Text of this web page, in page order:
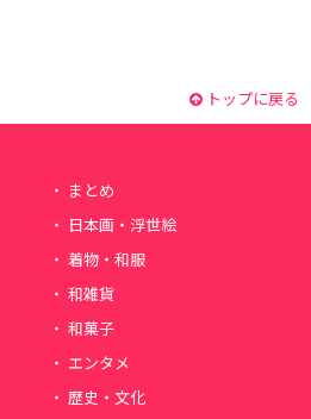
トップに戻る
まとめ
日本画・浮世絵
着物・和服
和雑貨
和菓子
エンタメ
歴史・文化